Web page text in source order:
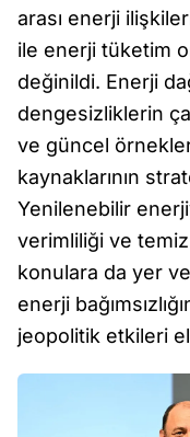
arası enerji
ile enerji tüketim
değinildi. Enerji
dengesizliklerin
ve güncel
kaynaklarının
Yenilenebilir
verimliliği ve
konulara da yer
enerji
jeopolitik etkileri